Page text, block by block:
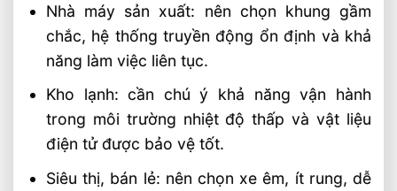
Nhà máy sản xuất: nên chọn khung gầm
chắc, hệ thống truyền động ổn định và khả
năng làm việc liên tục.
Kho lạnh: cần chú ý khả năng vận hành
trong môi trường nhiệt độ thấp và vật liệu
điện tử được bảo vệ tốt.
Siêu thị, bán lẻ: nên chọn xe êm, ít rung, dễ